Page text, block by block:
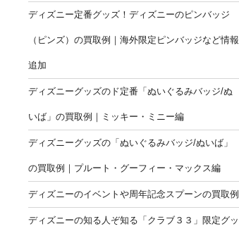
ディズニー定番グッズ！ディズニーのピンバッジ
（ピンズ）の買取例｜海外限定ピンバッジなど情報
追加
ディズニーグッズのド定番「ぬいぐるみバッジ/ぬ
いば」の買取例｜ミッキー・ミニー編
ディズニーグッズの「ぬいぐるみバッジ/ぬいば」
の買取例｜プルート・グーフィー・マックス編
ディズニーのイベントや周年記念スプーンの買取例
ディズニーの知る人ぞ知る「クラブ３３」限定グッ